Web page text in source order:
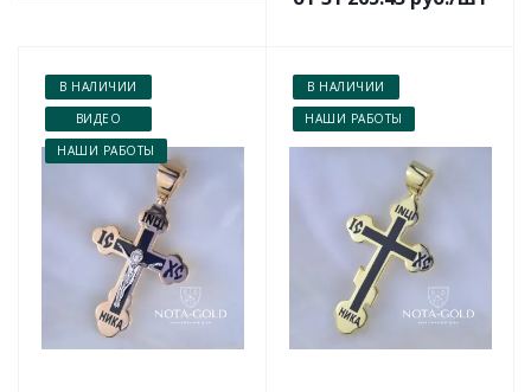
В НАЛИЧИИ
ВИДЕО
НАШИ РАБОТЫ
В НАЛИЧИИ
НАШИ РАБОТЫ